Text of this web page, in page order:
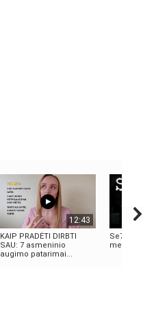
12:43
KAIP PRADĖTI DIRBTI
SAU: 7 asmeninio
augimo patarimai...
Se7en –
meno